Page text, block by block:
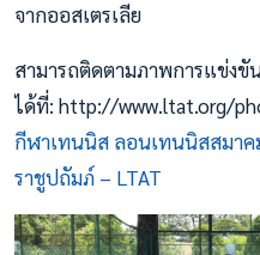
จากออสเตรเลีย
สามารถติดตามภาพการแข่งขั
ได้ที่: http://www.ltat.org/
กีฬาเทนนิส ลอนเทนนิสสมา
ราชูปถัมภ์ – LTAT